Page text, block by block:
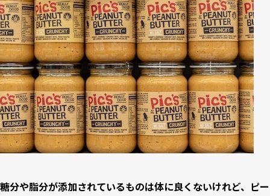
糖分や脂分が添加されているものは体に良くないけれど、ピー